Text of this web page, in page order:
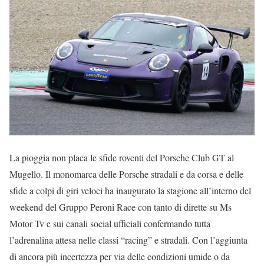
La pioggia non placa le sfide roventi del Porsche Club GT al
Mugello. Il monomarca delle Porsche stradali e da corsa e delle
sfide a colpi di giri veloci ha inaugurato la stagione all’interno del
weekend del Gruppo Peroni Race con tanto di dirette su Ms
Motor Tv e sui canali social ufficiali confermando tutta
l’adrenalina attesa nelle classi “racing” e stradali. Con l’aggiunta
di ancora più incertezza per via delle condizioni umide o da